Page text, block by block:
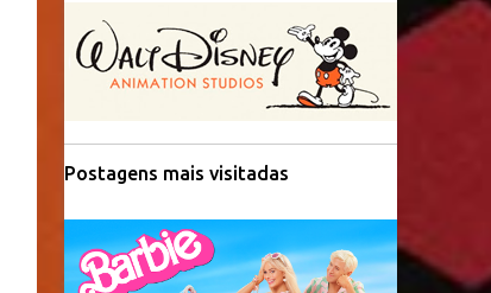
Postagens mais visitadas